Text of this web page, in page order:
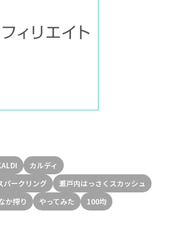
カルディ
パークリング
瀬戸内はっさくスカッシュ
か搾り
やってみた 100均